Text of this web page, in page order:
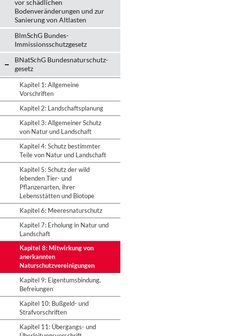
vor schädlichen
Bodenveränderungen und zur
Sanierung von Altlasten
BlmSchG Bundes-
Immissionsschutz­gesetz
BNatSchG Bundesnaturschutz-
gesetz
Kapitel 1: Allgemeine
Vorschriften
Kapitel 2: Landschaftsplanung
Kapitel 3: Allgemeiner Schutz
von Natur und Landschaft
Kapitel 4: Schutz bestimmter
Teile von Natur und Landschaft
Kapitel 5: Schutz der wild
lebenden Tier- und
Pflanzenarten, ihrer
Lebensstätten und Biotope
Kapitel 6: Meeresnaturschutz
Kapitel 7: Erholung in Natur und
Landschaft
Kapitel 8: Mitwirkung von
anerkannten
Naturschutzvereinigungen
Kapitel 9: Eigentumsbindung,
Befreiungen
Kapitel 10: Bußgeld- und
Strafvorschriften
Kapitel 11: Übergangs- und